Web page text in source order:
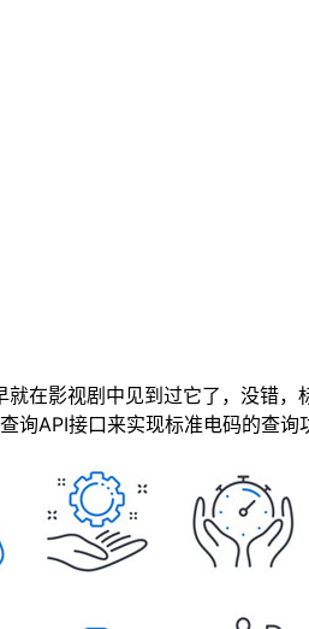
影视剧中见到过它了，没错，
API接口来实现标准电码的查